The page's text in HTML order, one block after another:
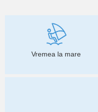
Vremea la mare